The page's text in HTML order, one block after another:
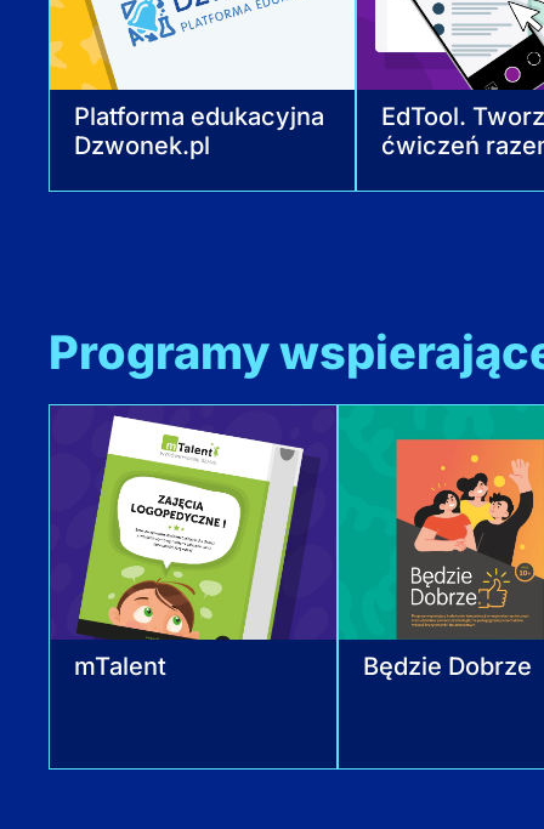
Platforma edukacyjna
Dzwonek.pl
EdTool.
ćwiczeń
Programy
mTalent Będzie Dobrze